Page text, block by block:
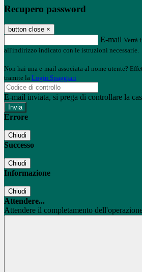
Recupero password
button close ×
E-mail Verrà
all'indirizzo indicato con le istruzioni necessarie.
Non hai una e-mail associata al nome utente?
tramite la Login Spaggiari
E-mail inviata, si prega di controllare la
Errore
Chiudi
Successo
Chiudi
Informazione
Chiudi
Attendere...
Attendere il completamento